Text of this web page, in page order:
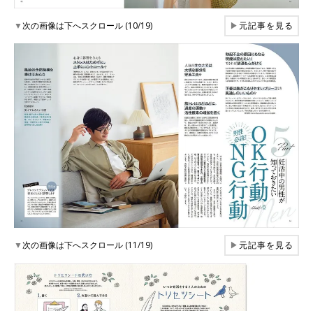
▼次の画像は下へスクロール (10/19) ▶元記事を見る
▼次の画像は下へスクロール (11/19) ▶元記事を見る